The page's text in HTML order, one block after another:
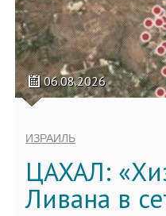
06.08.2026
ИЗРАИЛЬ
ЦАХАЛ:
Ливана в